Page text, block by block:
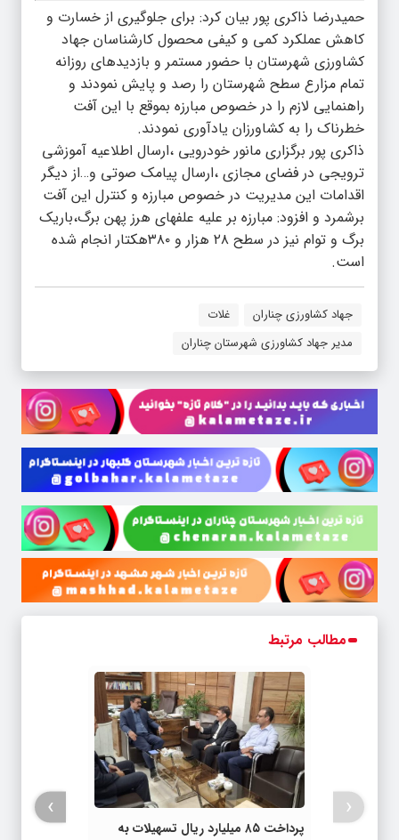
حمیدرضا ذاکری پور بیان کرد: برای جلوگیری از خسارت و
کاهش عملکرد کمی و کیفی محصول کارشناسان جهاد
کشاورزی شهرستان با حضور مستمر و بازدیدهای روزانه
تمام مزارع سطح شهرستان را رصد و پایش نمودند و
راهنمایی لازم را در خصوص مبارزه بموقع با این آفت
خطرناک را به کشاورزان یادآوری نمودند.
ذاکری پور برگزاری مانور خودرویی ،ارسال اطلاعیه آموزشی
ترویجی در فضای مجازی ،ارسال پیامک صوتی و…از دیگر
اقدامات این مدیریت در خصوص مبارزه و کنترل این آفت
برشمرد و افزود: مبارزه بر علیه علفهای هرز پهن برگ،باریک
برگ و توام نیز در سطح ۲۸ هزار و ۳۸۰هکتار انجام شده
است.
جهاد کشاورزی چناران
غلات
مدیر جهاد کشاورزی شهرستان چناران
مطالب مرتبط
پرداخت ۸۵ میلیارد ریال تسهیلات به
‹
›